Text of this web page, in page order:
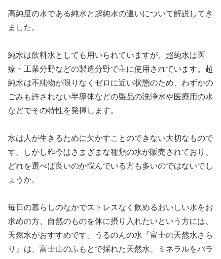
高純度の水である純水と超純水の違いについて解説してき
ました。
純水は飲料水としても用いられていますが、超純水は医
療・工業分野などの製造分野で主に使用されています。超
純水は不純物が限りなくゼロに近い状態のため、わずかの
ごみも許されない半導体などの製品の洗浄水や医療用の水
などでその特性を発揮します。
水は人が生きるために欠かすことのできない大切なもので
す。しかし昨今はさまざまな種類の水が販売されており、
どれを選べば良いのか悩んでいる方も多いのではないでし
ょうか。
毎日の暮らしのなかでストレスなく飲めるおいしい水をお
求めの方、自然のものを体に摂り入れたいという方には、
天然水がおすすめです。うるのんの水『富士の天然水さら
り』は、富士山のふもとで採れた天然水。ミネラルをバラ